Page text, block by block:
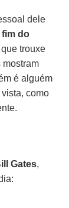
dele
fim do
trouxe
é alguém
como
Gates,